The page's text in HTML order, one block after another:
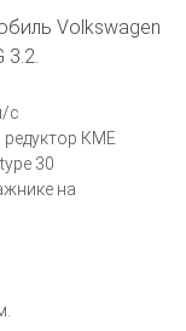
с
редуктор КМЕ
30
на